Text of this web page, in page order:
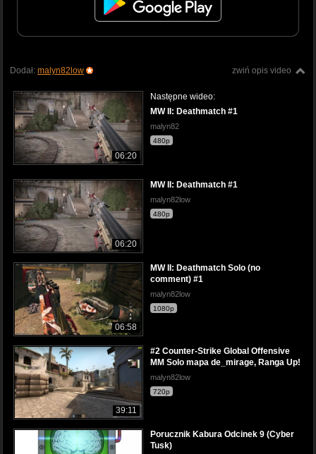
zwiń opis video
Dodał: malyn82low
06:20
Następne wideo:
MW II: Deathmatch #1
malyn82
480p
06:20
MW II: Deathmatch #1
malyn82low
480p
06:58
MW II: Deathmatch Solo (no
comment) #1
malyn82low
1080p
39:11
#2 Counter-Strike Global Offensive
MM Solo mapa de_mirage, Ranga Up!
malyn82low
720p
Porucznik Kabura Odcinek 9 (Cyber
Tusk)